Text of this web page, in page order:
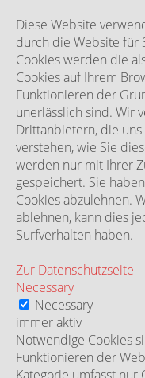
Diese Website
durch die Website für
Cookies werden die
Cookies auf Ihrem
Funktionieren der
unerlässlich sind. Wir
Drittanbietern, die
verstehen, wie Sie
werden nur mit Ihrer
gespeichert. Sie
Cookies abzulehnen.
ablehnen, kann dies
Surfverhalten haben.
Zur Datenschutzseite
Necessary
Necessary
immer aktiv
Notwendige Cookies
Funktionieren der